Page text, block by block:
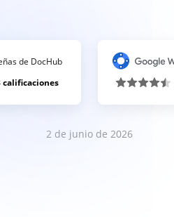
de DocHub
calificaciones
2 de junio de 2026